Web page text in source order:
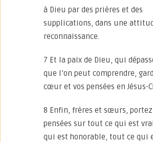
à Dieu par des prières et des
supplications, dans une
reconnaissance.
7 Et la paix de Dieu, qui
que l’on peut comprendre,
cœur et vos pensées en Jésus-
8 Enfin, frères et sœurs, portez
pensées sur tout ce qui est
qui est honorable, tout ce qui